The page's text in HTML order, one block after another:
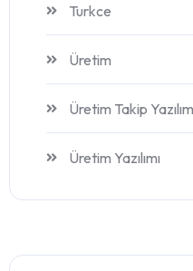
Turkce
Üretim
Üretim Takip
Üretim Yazılımı